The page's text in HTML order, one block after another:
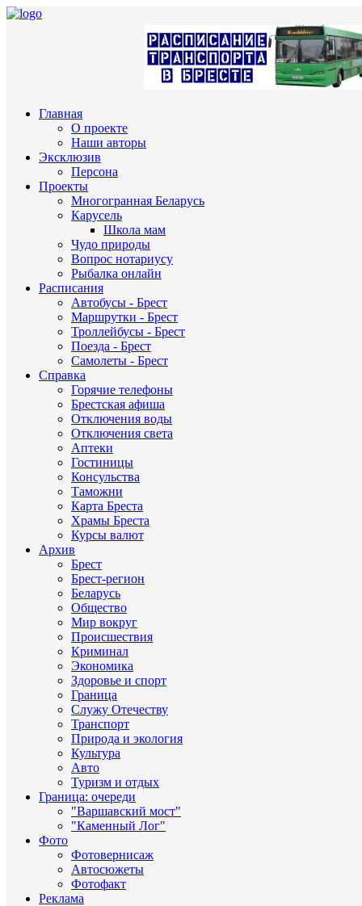
Главная
О проекте
Наши авторы
Эксклюзив
Персона
Проекты
Многогранная Беларусь
Карусель
Школа мам
Чудо природы
Вопрос нотариусу
Рыбалка онлайн
Расписания
Автобусы - Брест
Маршрутки - Брест
Троллейбусы - Брест
Поезда - Брест
Самолеты - Брест
Справка
Горячие телефоны
Брестская афиша
Отключения воды
Отключения света
Аптеки
Гостиницы
Консульства
Таможни
Карта Бреста
Храмы Бреста
Курсы валют
Архив
Брест
Брест-регион
Беларусь
Общество
Мир вокруг
Происшествия
Криминал
Экономика
Здоровье и спорт
Граница
Служу Отечеству
Транспорт
Природа и экология
Культура
Авто
Туризм и отдых
Граница: очереди
"Варшавский мост"
"Каменный Лог"
Фото
Фотовернисаж
Автосюжеты
Фотофакт
Реклама